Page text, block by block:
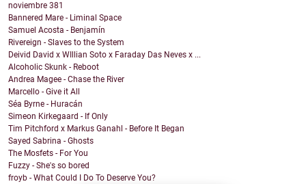
noviembre 381
Bannered Mare - Liminal Space
Samuel Acosta - Benjamín
Rivereign - Slaves to the System
Deivid David x WIllian Soto x Faraday Das Neves x ...
Alcoholic Skunk - Reboot
Andrea Magee - Chase the River
Marcello - Give it All
Séa Byrne - Huracán
Simeon Kirkegaard - If Only
Tim Pitchford x Markus Ganahl - Before It Began
Sayed Sabrina - Ghosts
The Mosfets - For You
Fuzzy - She's so bored
froyb - What Could I Do To Deserve You?